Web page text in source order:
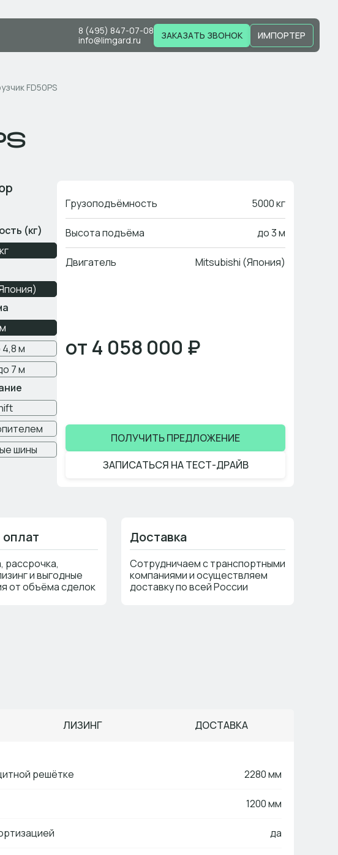
8 (495) 847-07-08
info@limgard.ru
ЗАКАЗАТЬ ЗВОНОК ИМПОРТЕР
FD50PS
(кг)
4,8 м
до 7 м
шины
Грузоподъёмность 5000 кг
Высота подъёма до 3 м
Двигатель Mitsubishi (Япония)
от 4 058 000 ₽
ПОЛУЧИТЬ ПРЕДЛОЖЕНИЕ
ЗАПИСАТЬСЯ НА ТЕСТ-ДРАЙВ
рассрочка,
и выгодные
от объёма сделок
Доставка
Сотрудничаем с транспортными
компаниями и осуществляем
доставку по всей России
ЛИЗИНГ ДОСТАВКА
решётке 2280 мм
1200 мм
да